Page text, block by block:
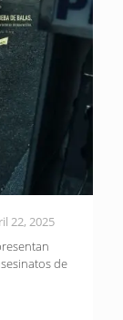
22, 2025
de